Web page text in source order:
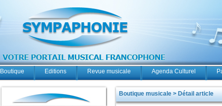
Boutique Editions Revue musicale Agenda Culturel
Boutique musicale > Détail article